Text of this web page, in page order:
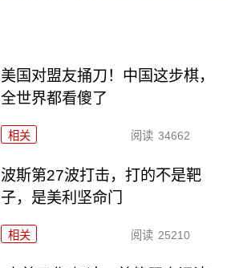
美国对盟友捅刀！中国这步棋，
全世界都看傻了
相关 阅读 34662
波斯第27波打击，打的不是靶
子，是美利坚命门
相关 阅读 25210